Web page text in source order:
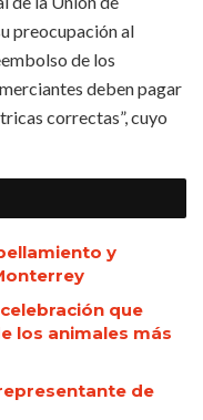
preocupación al
de los
deben pagar
correctas”, cuyo
y
que
los animales más
de